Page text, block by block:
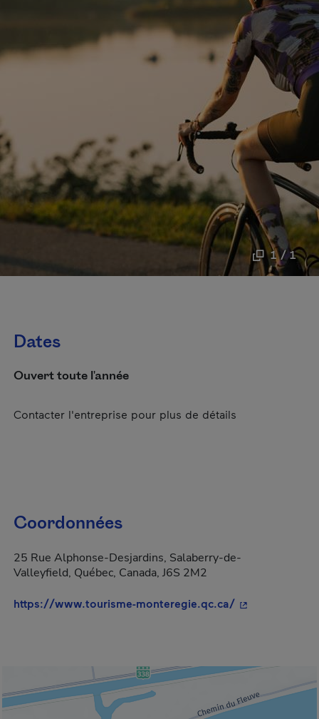
1 / 1
Dates
Ouvert toute l'année
Contacter l'entreprise pour plus de détails
Coordonnées
25 Rue Alphonse-Desjardins, Salaberry-de-
Valleyfield, Québec, Canada, J6S 2M2
https://www.tourisme-monteregie.qc.ca/- Cet hyperlien